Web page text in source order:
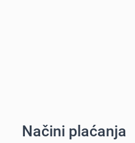
Načini plaćanja